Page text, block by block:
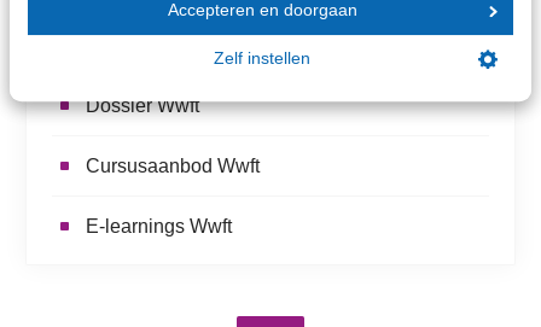
Accepteren en doorgaan
Zelf instellen
Dossier Wwft
Cursusaanbod Wwft
E-learnings Wwft